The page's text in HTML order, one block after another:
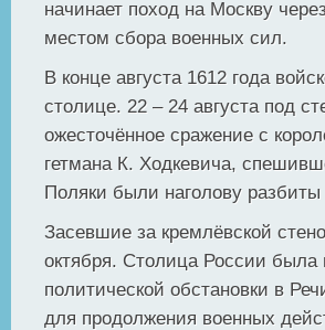
начинает поход на Москву
местом сбора военных сил.
В конце августа 1612 года
столице. 22 – 24 августа под
ожесточённое сражение с
гетмана К. Ходкевича,
Поляки были наголову
Засевшие за кремлёвской
октября. Столица России
политической обстановки в
для продолжения военных